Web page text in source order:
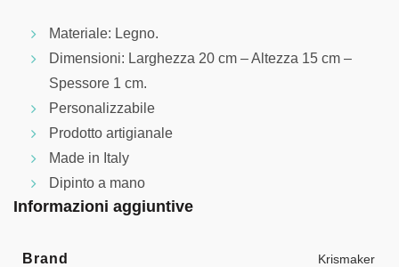
Materiale: Legno.
Dimensioni: Larghezza 20 cm – Altezza 15 cm –
Spessore 1 cm.
Personalizzabile
Prodotto artigianale
Made in Italy
Dipinto a mano
Informazioni aggiuntive
Brand Krismaker